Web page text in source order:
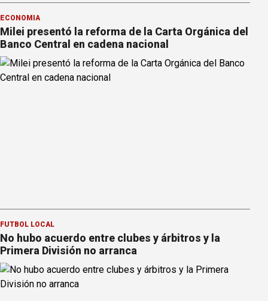
ECONOMÍA
Milei presentó la reforma de la Carta Orgánica del
Banco Central en cadena nacional
FÚTBOL LOCAL
No hubo acuerdo entre clubes y árbitros y la
Primera División no arranca